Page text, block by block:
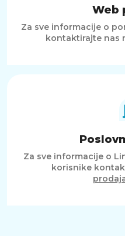
Web
Za sve informacije o
kontaktirajte nas
Za sve informacije o
korisnike